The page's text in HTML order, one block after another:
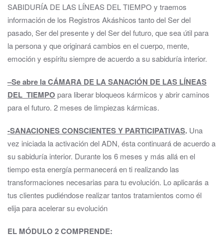
SABIDURÍA DE LAS LÍNEAS DEL TIEMPO y traemos
información de los Registros Akáshicos tanto del Ser del
pasado, Ser del presente y del Ser del futuro, que sea útil para
la persona y que originará cambios en el cuerpo, mente,
emoción y espíritu siempre de acuerdo a su sabiduría interior.
–Se abre la CÁMARA DE LA SANACIÓN DE LAS LÍNEAS
DEL TIEMPO para liberar bloqueos kármicos y abrir caminos
para el futuro. 2 meses de limpiezas kármicas.
-SANACIONES CONSCIENTES Y PARTICIPATIVAS. Una
vez iniciada la activación del ADN, ésta continuará de acuerdo a
su sabiduría interior. Durante los 6 meses y más allá en el
tiempo esta energía permanecerá en ti realizando las
transformaciones necesarias para tu evolución. Lo aplicarás a
tus clientes pudiéndose realizar tantos tratamientos como él
elija para acelerar su evolución
EL MÓDULO 2 COMPRENDE: